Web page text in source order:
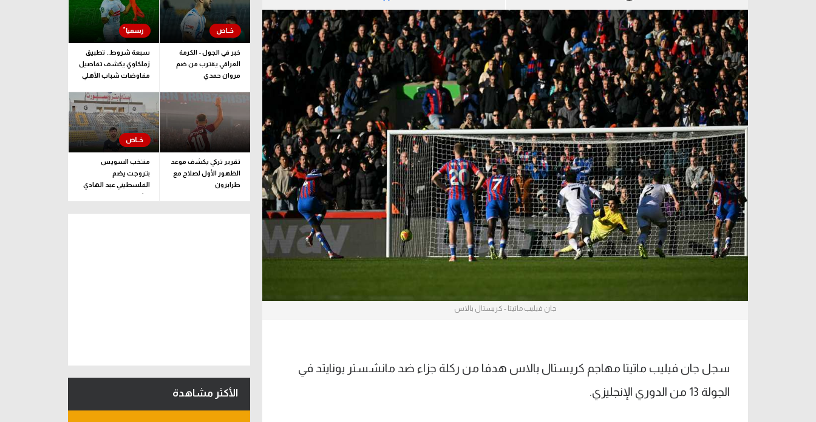
آراء حرة
ركن الألعاب
الدوري السعودي للمحترفين
دوري أبطال أوروبا
دوري أبطال إفريقيا
كل البطولات
دوري أبطال أوروبا
القسم الثاني
رياضات أخرى
آسيا
أمريكا
ركن الألعاب
جان فيليب ماتيتا - كريستال بالاس
سجل جان فيليب ماتيتا مهاجم كريستال بالاس هدفا من ركلة جزاء ضد مانشستر يونايتد في
الجولة 13 من الدوري الإنجليزي.
خبر في الجول - الكرمة
العراقي يقترب من ضم
مروان حمدي
سبعة شروط.. تطبيق
زملكاوي يكشف تفاصيل
مفاوضات شباب الأهلي
تقرير تركي يكشف موعد
الظهور الأول لصلاح مع
طرابزون
منتخب السويس
بتروجت يضم
الفلسطيني عبد الهادي
راشد
الأكثر مشاهدة